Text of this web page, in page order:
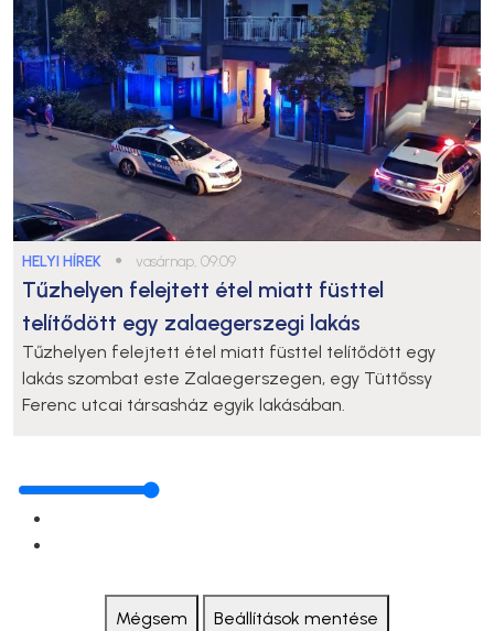
HELYI HÍREK ● vasárnap, 09:09
Tűzhelyen felejtett étel miatt füsttel
telítődött egy zalaegerszegi lakás
Tűzhelyen felejtett étel miatt füsttel telítődött egy
lakás szombat este Zalaegerszegen, egy Tüttőssy
Ferenc utcai társasház egyik lakásában.
Mégsem Beállítások mentése